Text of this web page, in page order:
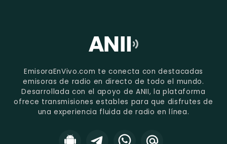
EmisoraEnVivo.com te conecta con destacadas
emisoras de radio en directo de todo el mundo.
Desarrollada con el apoyo de ANII, la plataforma
ofrece transmisiones estables para que disfrutes de
una experiencia fluida de radio en línea.